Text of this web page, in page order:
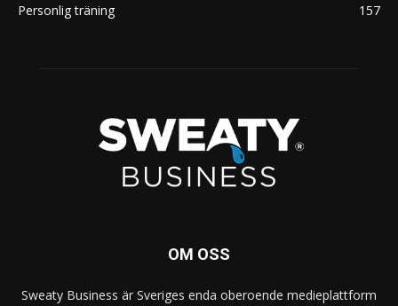
Personlig träning
157
OM OSS
Sweaty Business är Sveriges enda oberoende medieplattform